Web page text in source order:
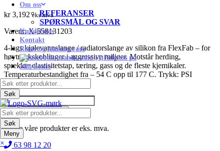
Om oss
REFERANSER
SPØRSMÅL OG SVAR
Kundefotos
Kontakt
Retur og henting vare
Følg oss på
Min konto
Products
search
Søk
Products
search
Søk
Meny
×
kr3,192 eks mva
Varenr:X-558131203
4-lags kjølevannslange / radiatorslange av silikon fra FlexFab – for
høytrykkskoblinger i aggressive miljøer. Motstår herding,
sprekker,elastisitetstap, tæring, gass og de fleste kjemikaler.
Temperaturbestandighet fra – 54 C opp til 177 C. Trykk: PSI
225/BAR 15,5
Kjølevannslange
/
Radiatorslange
79,5
mm.innv.diam./89,5
utv.diam.
Legg til i handlekurv
* Alle våre produkter er eks. mva.
63 98 12 20